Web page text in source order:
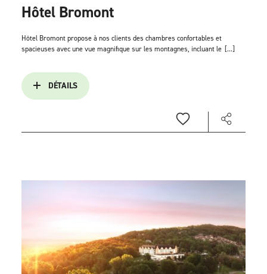
Hôtel Bromont
Hôtel Bromont propose à nos clients des chambres confortables et
spacieuses avec une vue magnifique sur les montagnes, incluant le [...]
DÉTAILS